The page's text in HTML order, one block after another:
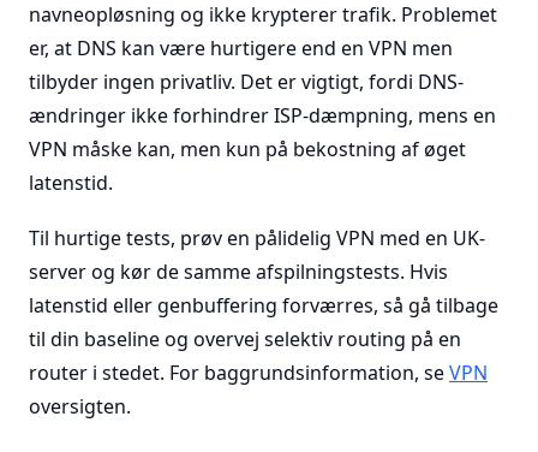
navneopløsning og ikke krypterer trafik. Problemet
er, at DNS kan være hurtigere end en VPN men
tilbyder ingen privatliv. Det er vigtigt, fordi DNS-
ændringer ikke forhindrer ISP-dæmpning, mens en
VPN måske kan, men kun på bekostning af øget
latenstid.
Til hurtige tests, prøv en pålidelig VPN med en UK-
server og kør de samme afspilningstests. Hvis
latenstid eller genbuffering forværres, så gå tilbage
til din baseline og overvej selektiv routing på en
router i stedet. For baggrundsinformation, seVPN
oversigten.